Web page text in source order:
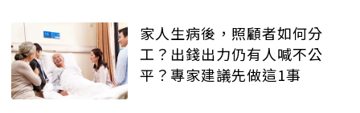
家人生病後，照顧者如何分
工？出錢出力仍有人喊不公
平？專家建議先做這1事